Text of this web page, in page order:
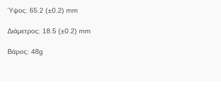
Ύψος: 65.2 (±0.2) mm
Διάμετρος: 18.5 (±0.2) mm
Βάρος: 48g